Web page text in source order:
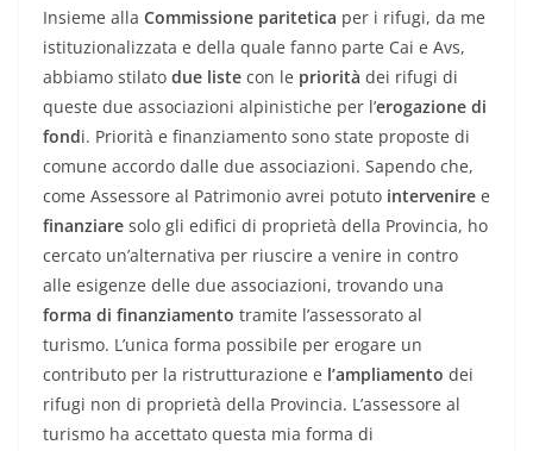
Insieme alla Commissione paritetica per i rifugi, da me
istituzionalizzata e della quale fanno parte Cai e Avs,
abbiamo stilato due liste con le priorità dei rifugi di
queste due associazioni alpinistiche per l’erogazione di
fondi. Priorità e finanziamento sono state proposte di
comune accordo dalle due associazioni. Sapendo che,
come Assessore al Patrimonio avrei potuto intervenire e
finanziare solo gli edifici di proprietà della Provincia, ho
cercato un’alternativa per riuscire a venire in contro
alle esigenze delle due associazioni, trovando una
forma di finanziamento tramite l’assessorato al
turismo. L’unica forma possibile per erogare un
contributo per la ristrutturazione e l’ampliamento dei
rifugi non di proprietà della Provincia. L’assessore al
turismo ha accettato questa mia forma di